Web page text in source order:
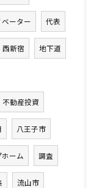
ーター 代表
西新宿 地下道
不動産投資
八王子市
ーム 調査
流山市